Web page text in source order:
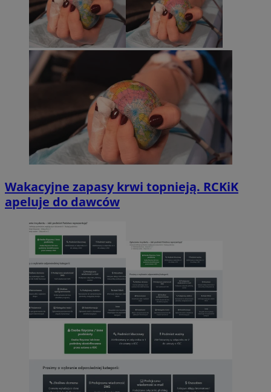
Wakacyjne zapasy krwi topnieją. RCKiK
apeluje do dawców